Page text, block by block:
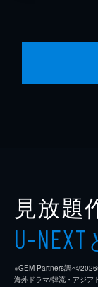
見放題
U-NEXT
※GEM Partners調べ/
海外ドラマ/韓流・アジア